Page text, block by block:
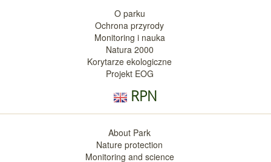
O parku
Ochrona przyrody
Monitoring i nauka
Natura 2000
Korytarze ekologiczne
Projekt EOG
RPN
About Park
Nature protection
Monitoring and science